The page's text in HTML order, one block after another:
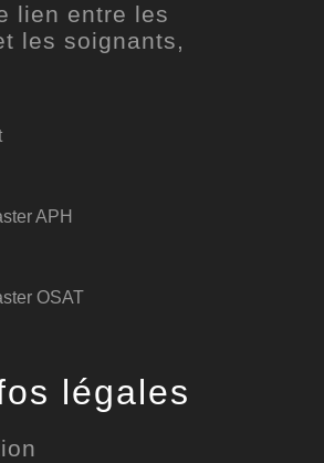
lien entre les
les soignants,
APH
OSAT
légales